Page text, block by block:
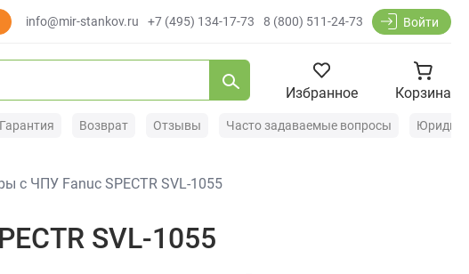
info@mir-stankov.ru +7 (495) 134-17-73 8 (800) 511-24-73 Войти
Избранное Корзина
Гарантия Возврат Отзывы Часто задаваемые вопросы
с ЧПУ Fanuc SPECTR SVL-1055
SVL-1055